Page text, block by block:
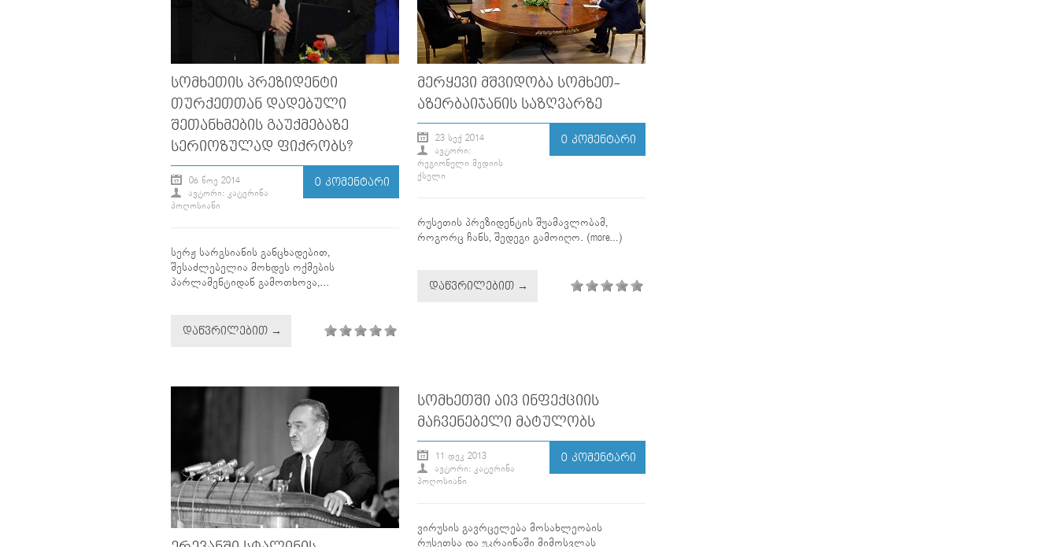
ᲡᲝᲛᲮᲔᲗᲘᲡ ᲞᲠᲔᲖᲘᲓᲔᲜᲢᲘ
ᲗᲣᲠᲥᲔᲗᲗᲐᲜ ᲓᲐᲓᲔᲑᲣᲚᲘ
ᲨᲔᲗᲐᲜᲮᲛᲔᲑᲘᲡ ᲒᲐᲣᲥᲛᲔᲑᲐᲖᲔ
ᲡᲔᲠᲘᲝᲖᲣᲚᲐᲓ ᲤᲘᲥᲠᲝᲑᲡ?
06 ᲜᲝᲔ 2014
ᲐᲕᲢᲝᲠᲘ: ᲙᲐᲢᲔᲠᲘᲜᲐ
ᲞᲝᲦᲝᲡᲘᲐᲜᲘ
0 ᲙᲝᲛᲔᲜᲢᲐᲠᲘ
სერჟ სარგსიანის განცხადებით,
შესაძლებელია მოხდეს ოქმების
პარლამენტიდან გამოთხოვა,...
ᲓᲐᲬᲕᲠᲘᲚᲔᲑᲘᲗ →
ᲛᲔᲠᲧᲔᲕᲘ ᲛᲨᲕᲘᲓᲝᲑᲐ ᲡᲝᲛᲮᲔᲗ-
ᲐᲖᲔᲠᲑᲐᲘᲯᲐᲜᲘᲡ ᲡᲐᲖᲦᲕᲐᲠᲖᲔ
23 ᲡᲔᲥ 2014
ᲐᲕᲢᲝᲠᲘ:
ᲠᲔᲒᲘᲝᲜᲣᲚᲘ ᲛᲔᲓᲘᲘᲡ
ᲥᲡᲔᲚᲘ
0 ᲙᲝᲛᲔᲜᲢᲐᲠᲘ
რუსეთის პრეზიდენტის შუამავლობამ,
როგორც ჩანს, შედეგი გამოიღო. (more…)
ᲓᲐᲬᲕᲠᲘᲚᲔᲑᲘᲗ →
ᲡᲝᲛᲮᲔᲗᲨᲘ ᲐᲘᲕ ᲘᲜᲤᲔᲥᲪᲘᲘᲡ
ᲛᲐᲩᲕᲔᲜᲔᲑᲔᲚᲘ ᲛᲐᲢᲣᲚᲝᲑᲡ
11 ᲓᲔᲙ 2013
ᲐᲕᲢᲝᲠᲘ: ᲙᲐᲢᲔᲠᲘᲜᲐ
ᲞᲝᲦᲝᲡᲘᲐᲜᲘ
0 ᲙᲝᲛᲔᲜᲢᲐᲠᲘ
ვირუსის გავრცელება მოსახლეობის
რუსეთსა და უკრაინაში მიმოსვლას